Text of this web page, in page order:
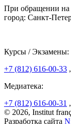
При обращении на
город: Санкт-
Курсы / Экзамены:
+7 (812) 616-00-33 ,
Медиатека:
+7 (812) 616-00-31 ,
© 2026, Institut
Разработка сайта